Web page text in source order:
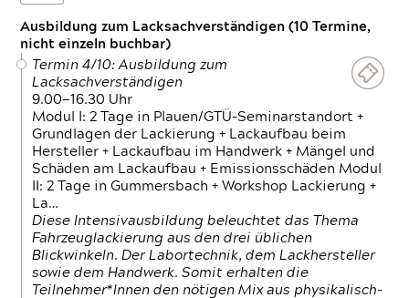
Ausbildung zum Lacksachverständigen (10 Termine,
nicht einzeln buchbar)
Termin 4/10: Ausbildung zum
Lacksachverständigen
9.00—16.30 Uhr
Modul I: 2 Tage in Plauen/GTÜ-Seminarstandort +
Grundlagen der Lackierung + Lackaufbau beim
Hersteller + Lackaufbau im Handwerk + Mängel und
Schäden am Lackaufbau + Emissionsschäden Modul
II: 2 Tage in Gummersbach + Workshop Lackierung +
La…
Diese Intensivausbildung beleuchtet das Thema
Fahrzeuglackierung aus den drei üblichen
Blickwinkeln. Der Labortechnik, dem Lackhersteller
sowie dem Handwerk. Somit erhalten die
Teilnehmer*Innen den nötigen Mix aus physikalisch-